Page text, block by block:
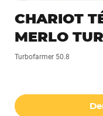
CHARIOT
MERLO
Turbofarmer 50.8
au
début